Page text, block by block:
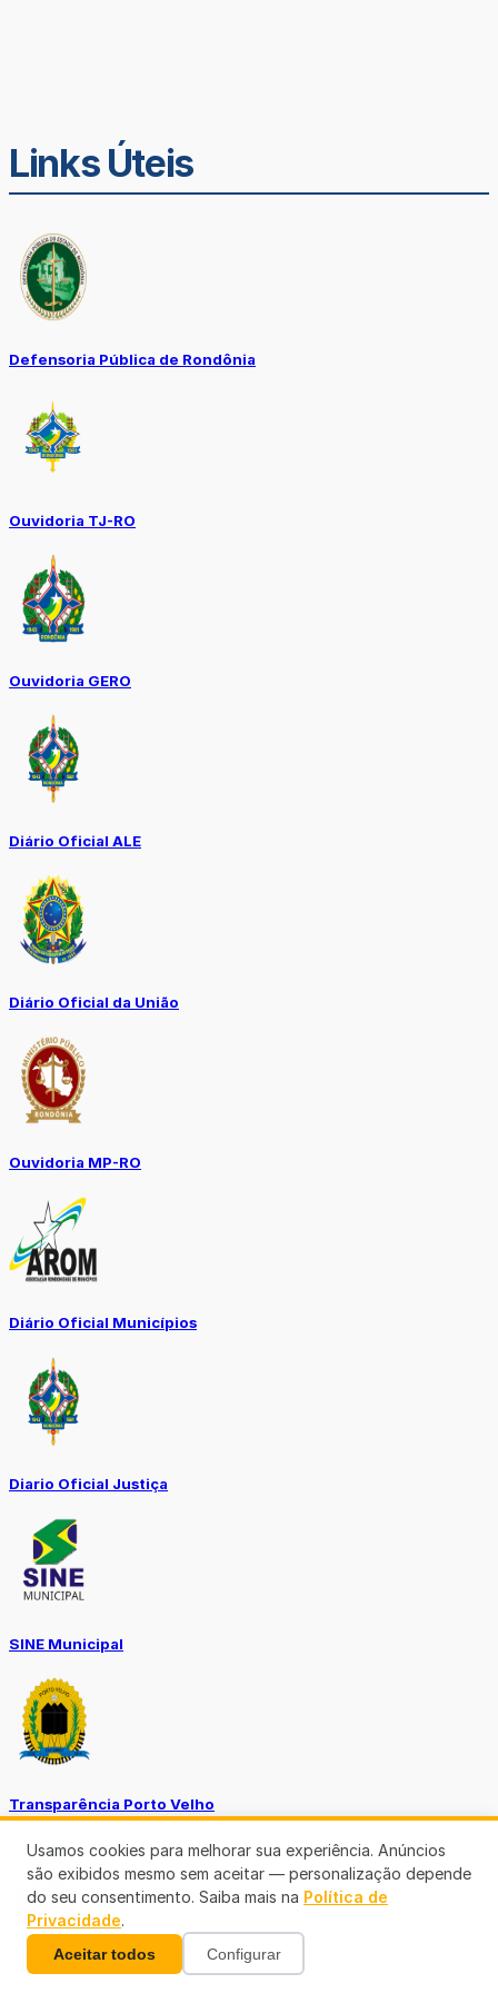
Links Úteis
Defensoria Pública de Rondônia
Ouvidoria TJ-RO
Ouvidoria GERO
Diário Oficial ALE
Diário Oficial da União
Ouvidoria MP-RO
Diário Oficial Municípios
Diario Oficial Justiça
SINE Municipal
Transparência Porto Velho
SEMUSA
Usamos cookies para melhorar sua experiência. Anúncios
são exibidos mesmo sem aceitar — personalização depende
do seu consentimento. Saiba mais na Política de
Privacidade.
Aceitar todos Configurar